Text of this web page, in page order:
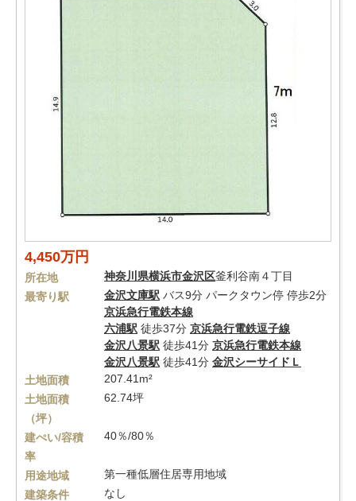
4,450万円
所在地 神奈川県横浜市金沢区釜利谷南４丁目
最寄り駅
金沢文庫駅 バス9分 パークタウン停 停歩2分
京浜急行電鉄本線
六浦駅 徒歩37分 京浜急行電鉄逗子線
金沢八景駅 徒歩41分 京浜急行電鉄本線
金沢八景駅 徒歩41分 金沢シーサイドＬ
土地面積
207.41m²
土地面積
（坪）
62.74坪
建ぺい/容積
率
40％/80％
用途地域
第一種低層住居専用地域
建築条件
なし